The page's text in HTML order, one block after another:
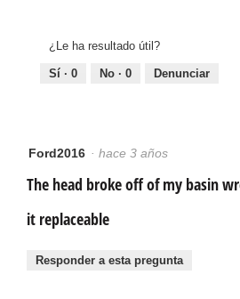
¿Le ha resultado útil?
Sí · 0 No · 0 Denunciar
Ford2016 · hace 3 años
The head broke off of my basin
it replaceable
Responder a esta pregunta